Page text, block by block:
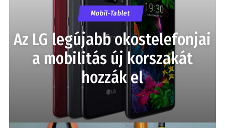
Mobil-Tablet
Az LG legújabb okostelefonjai
a mobilitás új korszakát
hozzák el